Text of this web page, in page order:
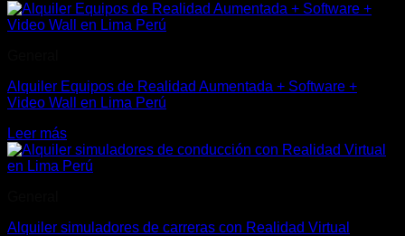
Alquiler Equipos de Realidad Aumentada + Software +
Video Wall en Lima Perú
Leer más
Alquiler simuladores de carreras con Realidad Virtual